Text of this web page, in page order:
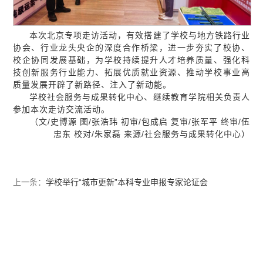
本次北京专项走访活动，有效搭建了学校与地方铁路行业
协会、行业龙头央企的深度合作桥梁，进一步夯实了校协、
校企协同发展基础，为学校持续提升人才培养质量、强化科
技创新服务行业能力、拓展优质就业资源、推动学校事业高
质量发展开辟了新路径、注入了新动能。
学校社会服务与成果转化中心、继续教育学院相关负责人
参加本次走访交流活动。
（文/史博源 图/张浩玮 初审/包成启 复审/张军平 终审/伍
忠东 校对/朱家磊 来源/社会服务与成果转化中心）
上一条：学校举行“城市更新”本科专业申报专家论证会